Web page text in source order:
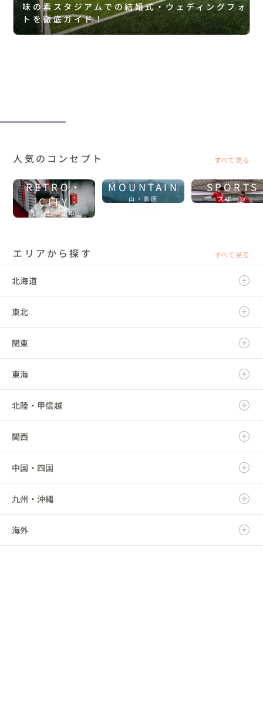
味の素スタジアムでの結婚式・ウェディングフォ
トを徹底ガイド！
人気のコンセプト すべて見る
RETRO・
CITY
レトロ・街中
MOUNTAIN
山・高原
SPORTS
スポーツ
エリアから探す すべて見る
北海道
北海道
東北
青森県
岩手県
宮城県
秋田県
山形県
福島県
関東
茨城県
栃木県
群馬県
埼玉県
千葉県
東京都
東海
岐阜県
静岡県
愛知県
三重県
北陸・甲信越
新潟県
富山県
石川県
福井県
関西
滋賀県
京都府
大阪府
中国・四国
鳥取県
島根県
九州・沖縄
福岡県
海外